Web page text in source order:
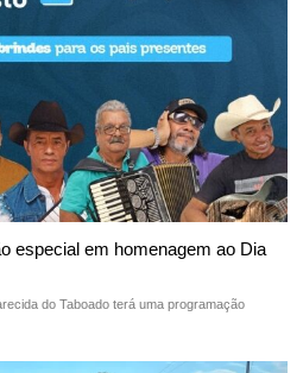
especial em homenagem ao Dia
do Taboado terá uma programação